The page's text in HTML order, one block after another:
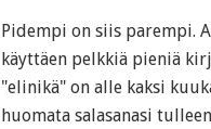
Pidempi on siis parempi.
käyttäen pelkkiä pieniä
"elinikä" on alle kaksi
huomata salasanasi